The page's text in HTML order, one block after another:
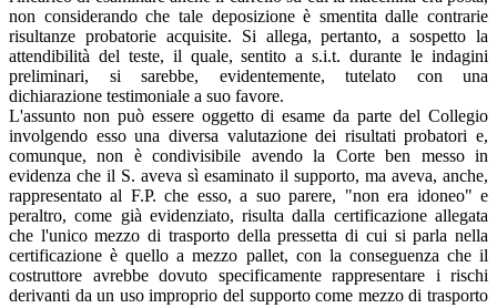
non considerando che tale deposizione è smentita dalle contrarie
risultanze probatorie acquisite. Si allega, pertanto, a sospetto la
attendibilità del teste, il quale, sentito a s.i.t. durante le indagini
preliminari, si sarebbe, evidentemente, tutelato con una
dichiarazione testimoniale a suo favore.
L'assunto non può essere oggetto di esame da parte del Collegio
involgendo esso una diversa valutazione dei risultati probatori e,
comunque, non è condivisibile avendo la Corte ben messo in
evidenza che il S. aveva sì esaminato il supporto, ma aveva, anche,
rappresentato al F.P. che esso, a suo parere, "non era idoneo" e
peraltro, come già evidenziato, risulta dalla certificazione allegata
che l'unico mezzo di trasporto della pressetta di cui si parla nella
certificazione è quello a mezzo pallet, con la conseguenza che il
costruttore avrebbe dovuto specificamente rappresentare i rischi
derivanti da un uso improprio del supporto come mezzo di trasporto